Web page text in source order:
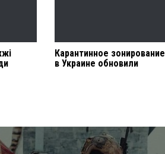
Карантинное зонирование
в Украине обновили